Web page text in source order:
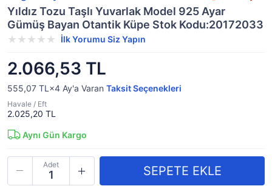
Yıldız Tozu Taşlı Yuvarlak Model 925 Ayar
Gümüş Bayan Otantik Küpe Stok Kodu:20172033
İlk Yorumu Siz Yapın
2.066,53 TL
555,07 TL×4 Ay'a Varan Taksit Seçenekleri
Havale / Eft
2.025,20 TL
Aynı Gün Kargo
Adet